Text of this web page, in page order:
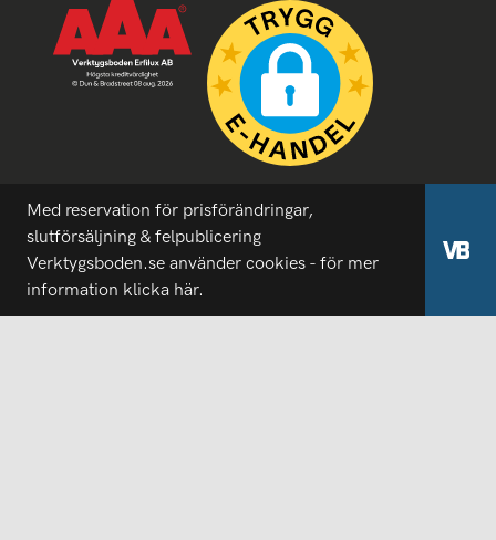
Med reservation för prisförändringar,
slutförsäljning & felpublicering
Verktygsboden.se använder cookies - för mer
information klicka här.